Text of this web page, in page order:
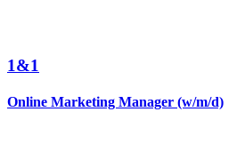
1&1
Online Marketing Manager (w/m/d)